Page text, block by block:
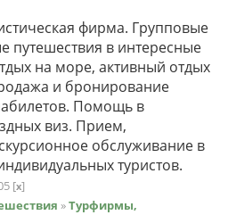
фирма. Групповые
путешествия в интересные
на море, активный отдых
и бронирование
Помощь в
виз. Прием,
обслуживание в
туристов.
[x]
»Турфирмы,